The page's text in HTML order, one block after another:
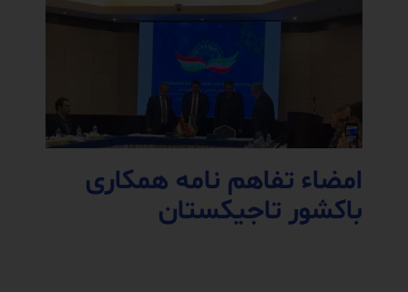
امضاء تفاهم نامه همکاری
باکشور تاجیکستان